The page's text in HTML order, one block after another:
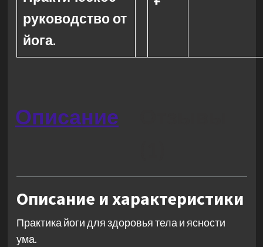
руководство от
йога.
Описание
Описание и характеристики
Практика йоги для здоровья тела и ясности
ума.